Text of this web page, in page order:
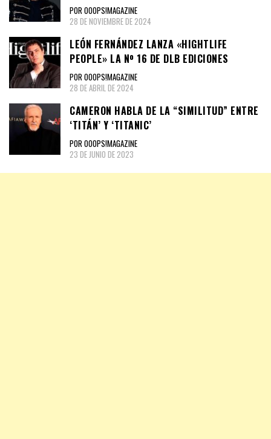
POR OOOPS!MAGAZINE
28 DE NOVIEMBRE DE 2024
LEÓN FERNÁNDEZ LANZA «HIGHTLIFE
PEOPLE» LA Nº 16 DE DLB EDICIONES
POR OOOPS!MAGAZINE
28 DE ABRIL DE 2024
CAMERON HABLA DE LA “SIMILITUD” ENTRE
‘TITÁN’ Y ‘TITANIC’
POR OOOPS!MAGAZINE
23 DE JUNIO DE 2023